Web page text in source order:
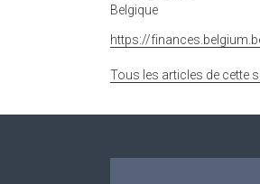
Belgique
https://
Tous les articles de cette